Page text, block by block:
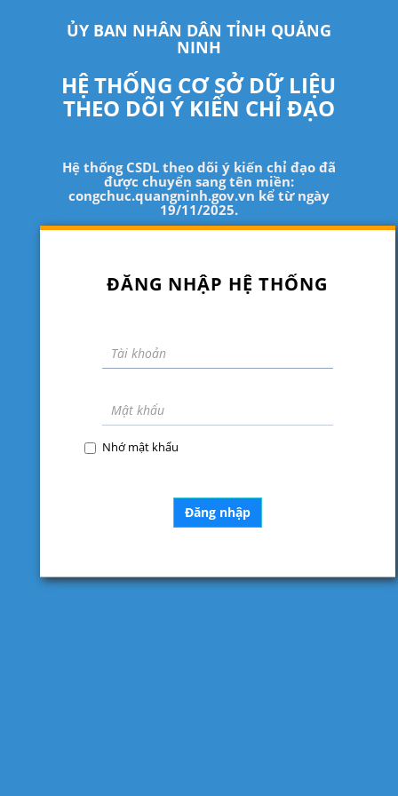
ỦY BAN NHÂN DÂN TỈNH QUẢNG
NINH
HỆ THỐNG CƠ SỞ DỮ LIỆU
THEO DÕI Ý KIẾN CHỈ ĐẠO
Hệ thống CSDL theo dõi ý kiến chỉ đạo đã
được chuyển sang tên miền:
congchuc.quangninh.gov.vn kể từ ngày
19/11/2025.
ĐĂNG NHẬP HỆ THỐNG
Nhớ mật khẩu
Đăng nhập